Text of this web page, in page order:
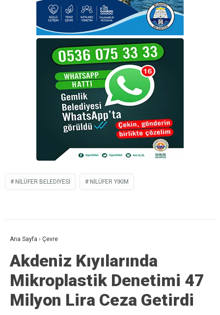
NILÜFER BELEDIYESI NILÜFER YIKIM
Ana Sayfa › Çevre
Akdeniz Kıyılarında
Mikroplastik Denetimi 47
Milyon Lira Ceza Getirdi